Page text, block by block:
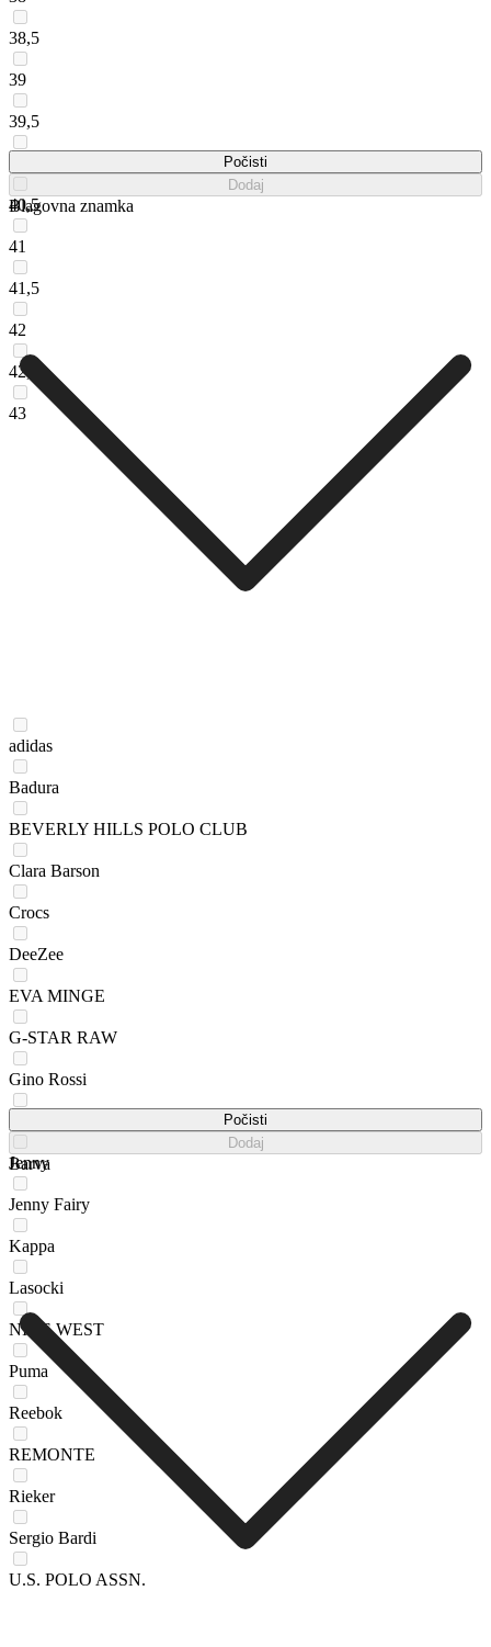
38,5
39
39,5
40,5
41
41,5
42
42,5
43
Počisti
Dodaj
Blagovna znamka
adidas
Badura
BEVERLY HILLS POLO CLUB
Clara Barson
Crocs
DeeZee
EVA MINGE
G-STAR RAW
Gino Rossi
Jenny
Jenny Fairy
Kappa
Lasocki
NINE WEST
Puma
Reebok
REMONTE
Rieker
Sergio Bardi
U.S. POLO ASSN.
Počisti
Dodaj
Barva